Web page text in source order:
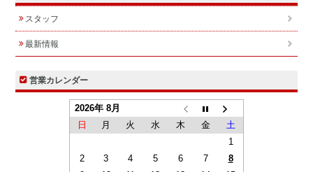
スタッフ
最新情報
営業カレンダー
2026年 8月
日
月 火 水 木 金
土
1
2
3 4 5 6 7
8